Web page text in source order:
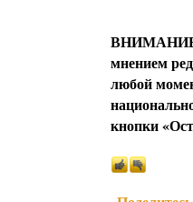
ВНИМАНИЕ!
мнением
любой
кнопки